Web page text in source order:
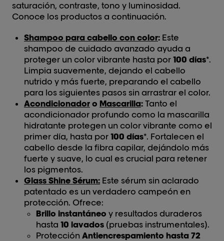
saturación, contraste, tono y luminosidad.
Conoce los productos a continuación.
Shampoo para cabello con color: Este
shampoo de cuidado avanzado ayuda a
proteger un color vibrante hasta por 100 días*.
Limpia suavemente, dejando el cabello
nutrido y más fuerte, preparando el cabello
para los siguientes pasos sin arrastrar el color.
Acondicionador o Mascarilla: Tanto el
acondicionador profundo como la mascarilla
hidratante protegen un color vibrante como el
primer día, hasta por 100 días*. Fortalecen el
cabello desde la fibra capilar, dejándolo más
fuerte y suave, lo cual es crucial para retener
los pigmentos.
Glass Shine Sérum: Este sérum sin aclarado
patentado es un verdadero campeón en
protección. Ofrece:
Brillo instantáneo y resultados duraderos
hasta 10 lavados (pruebas instrumentales).
Protección Antiencrespamiento hasta 72